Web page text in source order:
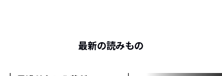
最新の読みもの